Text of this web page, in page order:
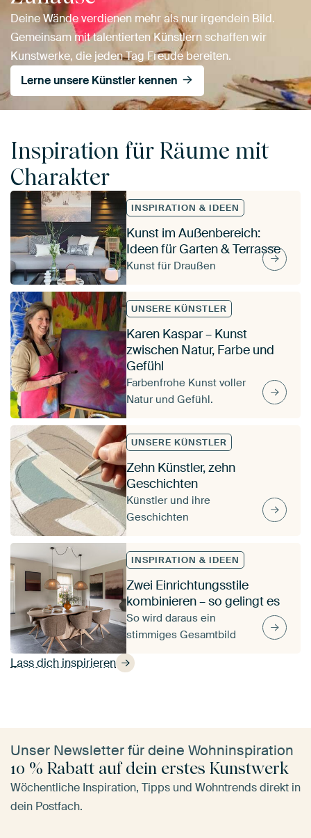
Deine Wände verdienen mehr als nur irgendein Bild.
Gemeinsam mit talentierten Künstlern schaffen wir
Kunstwerke, die jeden Tag Freude bereiten.
Lerne unsere Künstler kennen
Inspiration für Räume mit
Charakter
Lass dich inspirieren
Kunst im Außenbereich:
Ideen für Garten & Terrasse
INSPIRATION & IDEEN
Kunst für Draußen
Karen Kaspar – Kunst
zwischen Natur, Farbe und
Gefühl
UNSERE KÜNSTLER
Farbenfrohe Kunst voller
Natur und Gefühl.
Zehn Künstler, zehn
Geschichten
UNSERE KÜNSTLER
Künstler und ihre
Geschichten
Zwei Einrichtungsstile
kombinieren – so gelingt es
INSPIRATION & IDEEN
So wird daraus ein
stimmiges Gesamtbild
Unser Newsletter für deine Wohninspiration
10 % Rabatt auf dein erstes Kunstwerk
Wöchentliche Inspiration, Tipps und Wohntrends direkt in
dein Postfach.